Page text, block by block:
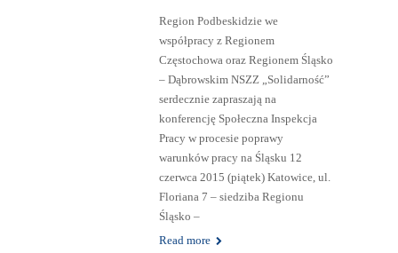
Region Podbeskidzie we
współpracy z Regionem
Częstochowa oraz Regionem Śląsko
– Dąbrowskim NSZZ „Solidarność”
serdecznie zapraszają na
konferencję Społeczna Inspekcja
Pracy w procesie poprawy
warunków pracy na Śląsku 12
czerwca 2015 (piątek) Katowice, ul.
Floriana 7 – siedziba Regionu
Śląsko –
Read more